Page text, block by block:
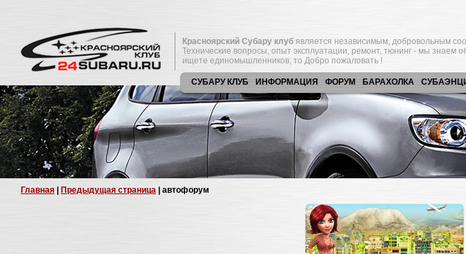
Красноярский Субару клуб является независимым, добровольным
Технические вопросы, опыт эксплуатации, ремонт, тюнинг - мы
ищете единомышленников, то Добро пожаловать !
СУБАРУ КЛУБ ИНФОРМАЦИЯ ФОРУМ БАРАХОЛКА
Главная Предыдущая страница | автофорум